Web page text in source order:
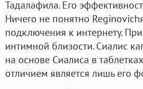
Тадалафила. Его
Ничего не понятно
подключения к интернету.
интимной близости. Сиалис
на основе Сиалиса в
отличием является лишь его